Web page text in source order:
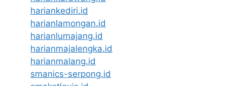
hariankediri.id
harianlamongan.id
harianlumajang.id
harianmajalengka.id
harianmalang.id
smanics-serpong.id